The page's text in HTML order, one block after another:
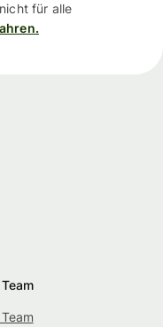
für alle